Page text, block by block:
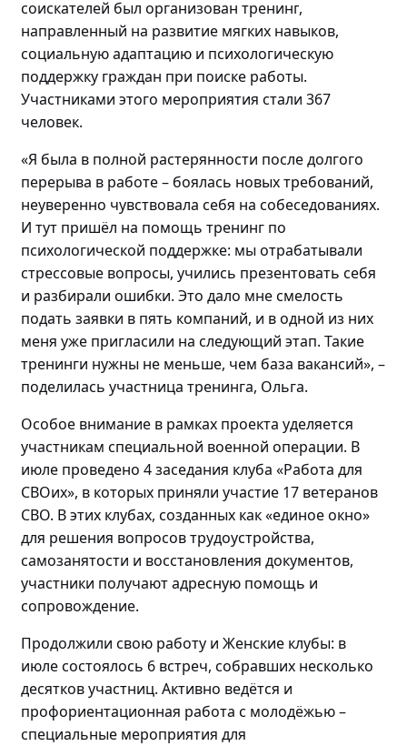
соискателей был организован тренинг,
направленный на развитие мягких навыков,
социальную адаптацию и психологическую
поддержку граждан при поиске работы.
Участниками этого мероприятия стали 367
человек.
«Я была в полной растерянности после долгого
перерыва в работе – боялась новых требований,
неуверенно чувствовала себя на собеседованиях.
И тут пришёл на помощь тренинг по
психологической поддержке: мы отрабатывали
стрессовые вопросы, учились презентовать себя
и разбирали ошибки. Это дало мне смелость
подать заявки в пять компаний, и водной из них
меня уже пригласили на следующий этап. Такие
тренинги нужны не меньше, чем база вакансий», –
поделилась участница тренинга, Ольга.
Особое внимание в рамках проекта уделяется
участникам специальной военной операции. В
июле проведено 4 заседания клуба «Работа для
СВОих», в которых приняли участие 17 ветеранов
СВО. В этих клубах, созданных как «единое окно»
для решения вопросов трудоустройства,
самозанятости и восстановления документов,
участники получают адресную помощь и
сопровождение.
Продолжили свою работу и Женские клубы: в
июле состоялось 6 встреч, собравших несколько
десятков участниц. Активно ведётся и
профориентационная работа с молодёжью–
специальные мероприятия для